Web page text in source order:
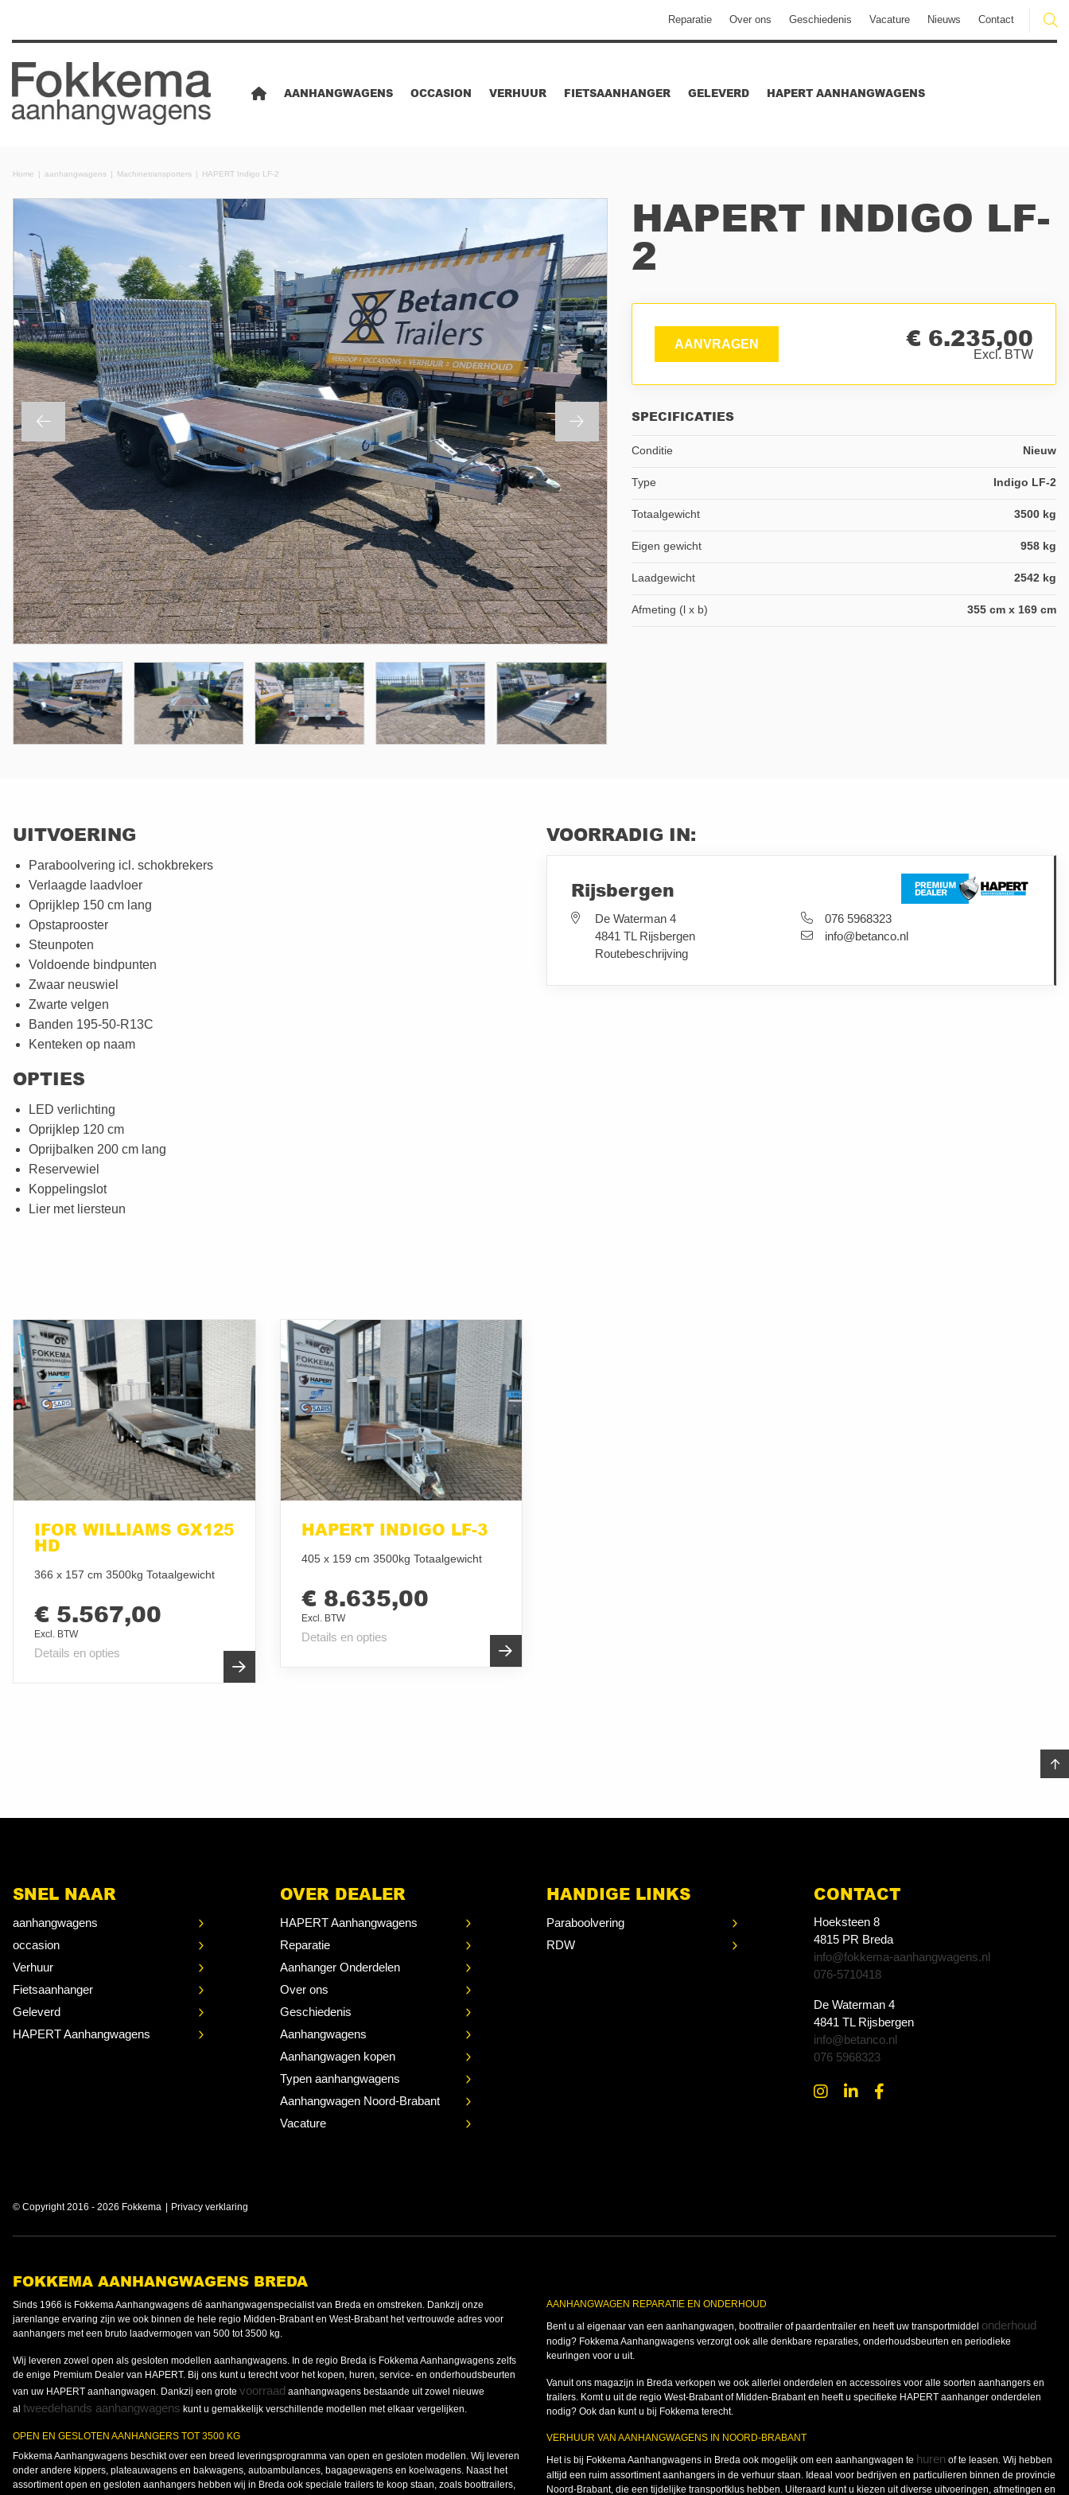
Reparatie Over ons Geschiedenis Vacature Nieuws Contact
AANHANGWAGENS OCCASION VERHUUR FIETSAANHANGER GELEVERD HAPERT AANHANGWAGENS
Home aanhangwagens Machinetransporters HAPERT Indigo LF-2
HAPERT INDIGO LF-
2
AANVRAGEN € 6.235,00
Excl. BTW
SPECIFICATIES
Conditie Nieuw
Type Indigo LF-2
Totaalgewicht 3500 kg
Eigen gewicht 958 kg
Laadgewicht 2542 kg
Afmeting (l x b) 355 cm x 169 cm
UITVOERING
Paraboolvering icl. schokbrekers
Verlaagde laadvloer
Oprijklep 150 cm lang
Opstaprooster
Steunpoten
Voldoende bindpunten
Zwaar neuswiel
Zwarte velgen
Banden 195-50-R13C
Kenteken op naam
OPTIES
LED verlichting
Oprijklep 120 cm
Oprijbalken 200 cm lang
Reservewiel
Koppelingslot
Lier met liersteun
VOORRADIG IN:
Rijsbergen
De Waterman 4
4841 TL Rijsbergen
Routebeschrijving
076 5968323
info@betanco.nl
IFOR WILLIAMS GX125
HD
366 x 157 cm 3500kg Totaalgewicht
€ 5.567,00
Excl. BTW
Details en opties
HAPERT INDIGO LF-3
405 x 159 cm 3500kg Totaalgewicht
€ 8.635,00
Excl. BTW
Details en opties
SNEL NAAR
aanhangwagens
occasion
Verhuur
Fietsaanhanger
Geleverd
HAPERT Aanhangwagens
OVER DEALER
HAPERT Aanhangwagens
Reparatie
Aanhanger Onderdelen
Over ons
Geschiedenis
Aanhangwagens
Aanhangwagen kopen
Typen aanhangwagens
Aanhangwagen Noord-Brabant
Vacature
HANDIGE LINKS
Paraboolvering
RDW
CONTACT
Hoeksteen 8
4815 PR Breda
info@fokkema-aanhangwagens.nl
076-5710418
De Waterman 4
4841 TL Rijsbergen
info@betanco.nl
076 5968323
© Copyright 2016 - 2026 Fokkema Privacy verklaring
FOKKEMA AANHANGWAGENS BREDA
Sinds 1966 is Fokkema Aanhangwagens dé aanhangwagenspecialist van Breda en omstreken. Dankzij onze
jarenlange ervaring zijn we ook binnen de hele regio Midden-Brabant en West-Brabant het vertrouwde adres voor
aanhangers met een bruto laadvermogen van 500 tot 3500 kg.
Wij leveren zowel open als gesloten modellen aanhangwagens. In de regio Breda is Fokkema Aanhangwagens zelfs
de enige Premium Dealer van HAPERT. Bij ons kunt u terecht voor het kopen, huren, service- en onderhoudsbeurten
van uw HAPERT aanhangwagen. Dankzij een grote voorraad aanhangwagens bestaande uit zowel nieuwe
al tweedehands aanhangwagens kunt u gemakkelijk verschillende modellen met elkaar vergelijken.
OPEN EN GESLOTEN AANHANGERS TOT 3500 KG
Fokkema Aanhangwagens beschikt over een breed leveringsprogramma van open en gesloten modellen. Wij leveren
onder andere kippers, plateauwagens en bakwagens, autoambulances, bagagewagens en koelwagens. Naast het
assortiment open en gesloten aanhangers hebben wij in Breda ook speciale trailers te koop staan, zoals boottrailers,
AANHANGWAGEN REPARATIE EN ONDERHOUD
Bent u al eigenaar van een aanhangwagen, boottrailer of paardentrailer en heeft uw transportmiddel onderhoud
nodig? Fokkema Aanhangwagens verzorgt ook alle denkbare reparaties, onderhoudsbeurten en periodieke
keuringen voor u uit.
Vanuit ons magazijn in Breda verkopen we ook allerlei onderdelen en accessoires voor alle soorten aanhangers en
trailers. Komt u uit de regio West-Brabant of Midden-Brabant en heeft u specifieke HAPERT aanhanger onderdelen
nodig? Ook dan kunt u bij Fokkema terecht.
VERHUUR VAN AANHANGWAGENS IN NOORD-BRABANT
Het is bij Fokkema Aanhangwagens in Breda ook mogelijk om een aanhangwagen te huren of te leasen. Wij hebben
altijd een ruim assortiment aanhangers in de verhuur staan. Ideaal voor bedrijven en particulieren binnen de provincie
Noord-Brabant, die een tijdelijke transportklus hebben. Uiteraard kunt u kiezen uit diverse uitvoeringen, afmetingen en